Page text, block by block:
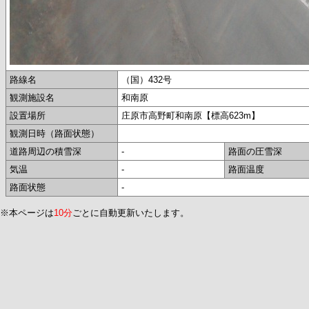
路線名
（国）432号
観測施設名
和南原
設置場所
庄原市高野町和南原【標高623m】
観測日時（路面状態）
道路周辺の積雪深
-
路面の圧雪深
気温
-
路面温度
路面状態
-
※本ページは10分ごとに自動更新いたします。